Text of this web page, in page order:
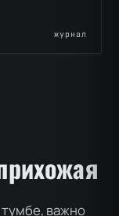
журнал
важно